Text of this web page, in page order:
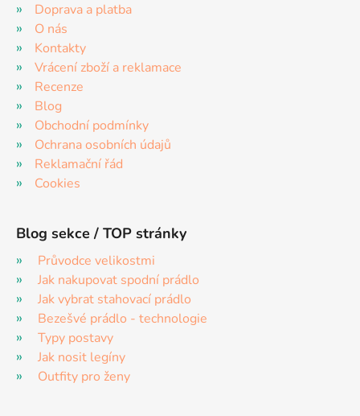
Doprava a platba
O nás
Kontakty
Vrácení zboží a reklamace
Recenze
Blog
Obchodní podmínky
Ochrana osobních údajů
Reklamační řád
Cookies
Blog sekce / TOP stránky
Průvodce velikostmi
Jak nakupovat spodní prádlo
Jak vybrat stahovací prádlo
Bezešvé prádlo - technologie
Typy postavy
Jak nosit legíny
Outfity pro ženy